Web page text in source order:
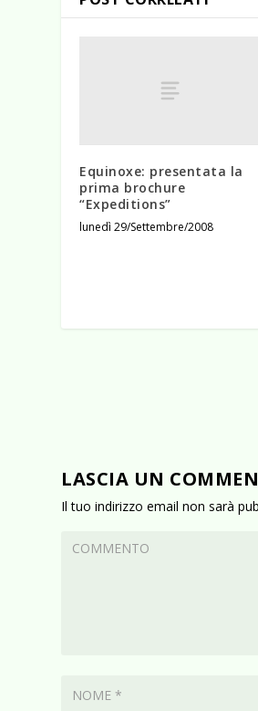
Equinoxe: presentata la
prima brochure
“Expeditions”
lunedì 29/Settembre/2008
LASCIA UN
Il tuo indirizzo email non sarà